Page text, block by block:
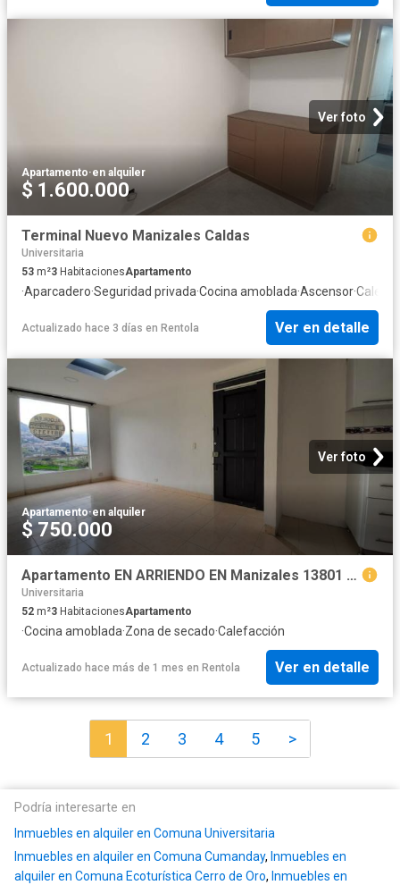
Ver foto
Apartamento·en alquiler
$ 1.600.000
Terminal Nuevo Manizales Caldas
Universitaria
53 m²3 HabitacionesApartamento
·Aparcadero·Seguridad privada·Cocina amoblada·Ascensor·
Actualizado hace 3 días en Rentola Ver en detalle
Ver foto
Apartamento·en alquiler
$ 750.000
Apartamento EN ARRIENDO EN Manizales 13801 $750.000
Universitaria
52 m²3 HabitacionesApartamento
·Cocina amoblada·Zona de secado·Calefacción
Actualizado hace más de 1 mes en Rentola Ver en detalle
1 2 3 4 5 >
Podría interesarte en
Inmuebles en alquiler en Comuna Universitaria
Inmuebles en alquiler en Comuna Cumanday, Inmuebles en
alquiler en Comuna Ecoturística Cerro de Oro, Inmuebles en